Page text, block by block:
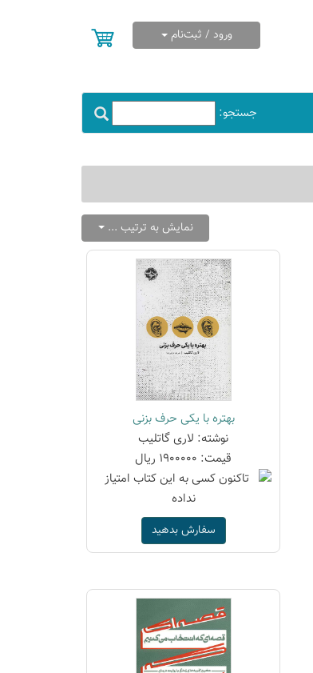
ورود / ثبت‌نام
جستجو:
نمایش به ترتیب ...
بهتره با یکی حرف بزنی
نوشته: لاری گاتلیب
قیمت: 1900000 ریال
سفارش بدهید